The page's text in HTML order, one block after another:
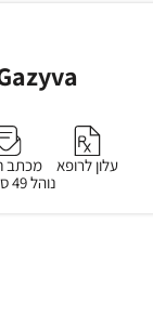
עלון לרופא
מכתב
נוהל 49 סעיף 3.1